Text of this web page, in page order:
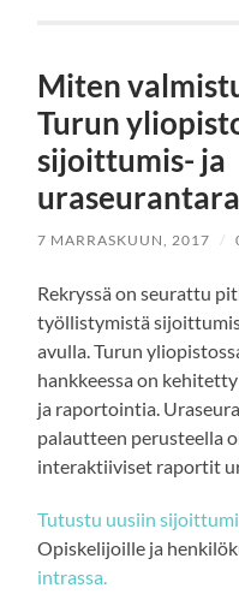
Miten
Turun
sijoittumis- ja
7 MARRASKUUN, 2017 /
Rekryssä on seurattu
työllistymistä
avulla. Turun
hankkeessa on
ja raportointia.
palautteen perusteella
interaktiiviset raportit
Tutustu uusiin
Opiskelijoille ja
intrassa.